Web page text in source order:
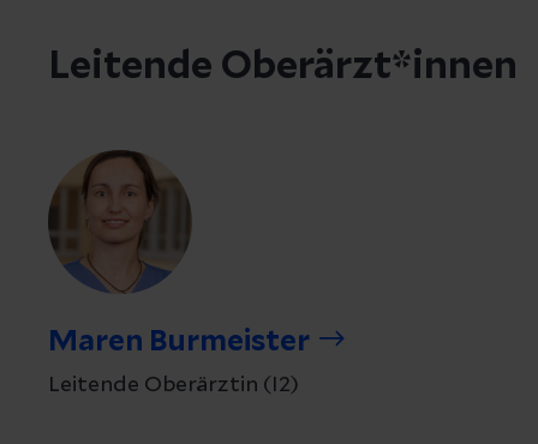
Leitende Oberärzt*innen
Maren Burmeister
Leitende Oberärztin (I2)